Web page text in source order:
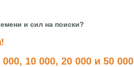
и сил на поиски?
000, 10 000, 20 000 и 50 000